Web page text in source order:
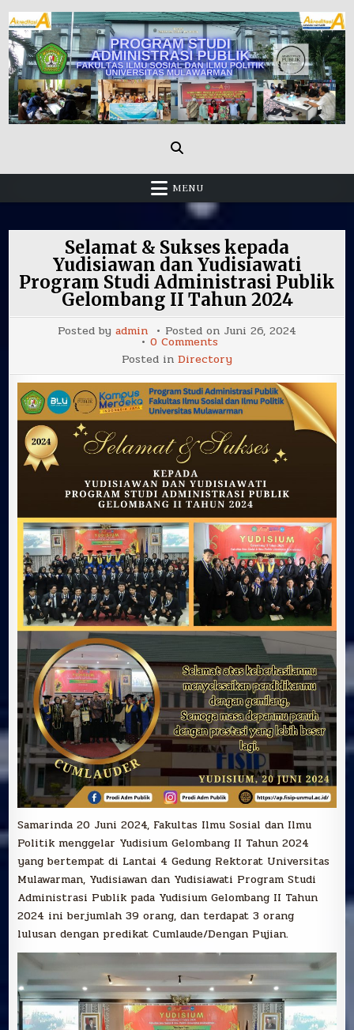
Skip
to
content
Administrasi Publik Fisip Unmul
MENU
Selamat & Sukses kepada
Yudisiawan dan Yudisiawati
Program Studi Administrasi Publik
Gelombang II Tahun 2024
Posted by admin Posted on Juni 26, 2024
0 Commentson
&
Sukses
kepada
Yudisiawan
dan
Yudisiawati
Program
Studi
Administrasi
II
Tahun
2024
Posted in Directory
Samarinda 20 Juni 2024, Fakultas Ilmu Sosial dan Ilmu
Politik menggelar Yudisium Gelombang II Tahun 2024
yang bertempat di Lantai 4 Gedung Rektorat Universitas
Mulawarman, Yudisiawan dan Yudisiawati Program Studi
Administrasi Publik pada Yudisium Gelombang II Tahun
2024 ini berjumlah 39 orang, dan terdapat 3 orang
lulusan dengan predikat Cumlaude/Dengan Pujian.